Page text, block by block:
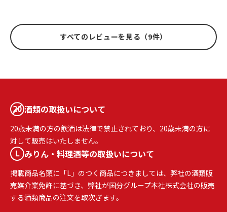
すべてのレビューを見る（9件）
酒類の取扱いについて
20歳未満の方の飲酒は法律で禁止されており、20歳未満の方に
対して販売はいたしません。
みりん・料理酒等の取扱いについて
掲載商品名頭に「L」のつく商品につきましては、弊社の酒類販
売媒介業免許に基づき、弊社が国分グループ本社株式会社の販売
する酒類商品の注文を取次ぎます。